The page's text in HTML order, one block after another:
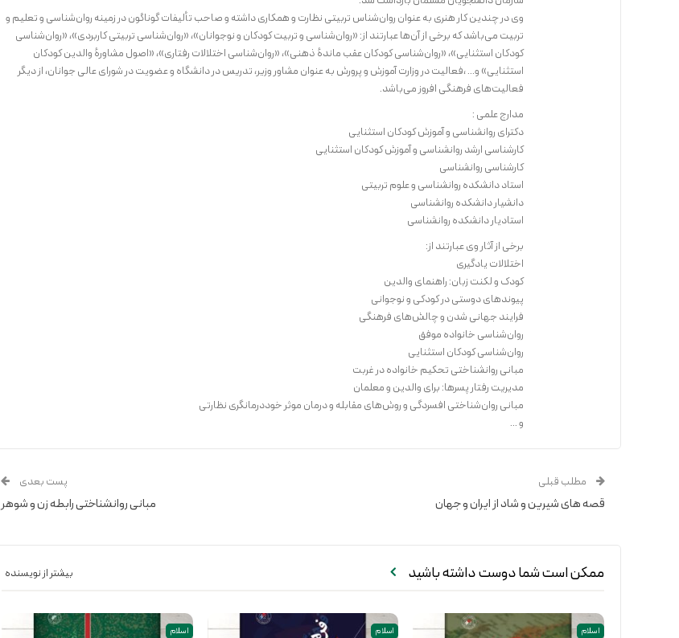
وی در چندین کار هنری به عنوان روان‌شناس تربیتی نظارت و همکاری داشته و صاحب تألیفات گوناگون در زمینه روان‌شناسی و تعلیم و
تربیت می‌باشد که برخی از آن‌ها عبارتند از: «روان‌شناسی و تربیت کودکان و نوجوانان»، «روان‌شناسی تربیتی کاربردی»، «روان‌شناسی
کودکان استثنایی»، «روان‌شناسی کودکان عقب ماندهٔ ذهنی»، «روان‌شناسی اختلالات رفتاری»، «اصول مشاورهٔ والدین کودکان
استثنایی» و... ،فعالیت در وزارت آموزش و پرورش به عنوان مشاور وزیر، تدریس در دانشگاه و عضویت در شورای عالی جوانان، از دیگر
فعالیت‌های فرهنگی افروز می‌باشد.
مدارج علمی :
دکترای روانشناسی و آموزش کودکان استثنایی
کارشناسی ارشد روانشناسی و آموزش کودکان استثنایی
کارشناسی روانشناسی
استاد دانشکده روانشناسی و علوم تربیتی
دانشیار دانشکده روانشناسی
استادیار دانشکده روانشناسی
برخی از آثار وی عبارتند از:
اختلالات یادگیری
کودک و لکنت زبان: راهنمای والدین
پیوندهای دوستی در کودکی و نوجوانی
فرایند جهانی شدن و چالش‌های فرهنگی
روان‌شناسی خانواده موفق
روان‌شناسی کودکان استثنایی
مبانی روانشناختی تحکیم خانواده در غربت
مدیریت رفتار پسرها: برای والدین و معلمان
مبانی روان‌شناختی افسردگی و روش‌های مقابله و درمان موثر خوددرمانگری نظارتی
و ...
مطلب قبلی
قصه های شیرین و شاد از ایران و جهان
پست بعدی
مبانی روانشناختی رابطه زن و شوهر
ممکن است شما دوست داشته باشید بیشتر از نویسنده
اسلام اسلام اسلام